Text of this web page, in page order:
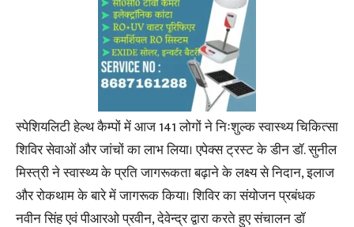
स्पेशियलिटी हेल्थ कैम्पों में आज 141 लोगों ने निःशुल्क स्वास्थ्य चिकित्सा
शिविर सेवाओं और जांचों का लाभ लिया। एपेक्स ट्रस्ट के डीन डॉ. सुनील
मिस्त्री ने स्वास्थ्य के प्रति जागरूकता बढ़ाने के लक्ष्य से निदान, इलाज
और रोकथाम के बारे में जागरूक किया। शिविर का संयोजन प्रबंधक
नवीन सिंह एवं पीआरओ प्रवीन, देवेन्द्र द्वारा करते हुए संचालन डॉ